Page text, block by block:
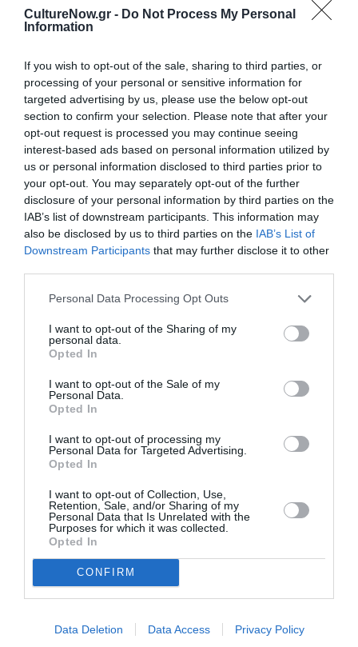
CultureNow.gr - Do Not Process My Personal
Information
If you wish to opt-out of the sale, sharing to third parties, or
processing of your personal or sensitive information for
targeted advertising by us, please use the below opt-out
section to confirm your selection. Please note that after your
opt-out request is processed you may continue seeing
interest-based ads based on personal information utilized by
us or personal information disclosed to third parties prior to
your opt-out. You may separately opt-out of the further
disclosure of your personal information by third parties on the
IAB’s list of downstream participants. This information may
also be disclosed by us to third parties on the IAB’s List of
Downstream Participants that may further disclose it to other
Personal Data Processing Opt Outs
I want to opt-out of the Sharing of my
personal data.
Opted In
I want to opt-out of the Sale of my
Personal Data.
Opted In
I want to opt-out of processing my
Personal Data for Targeted Advertising.
Opted In
I want to opt-out of Collection, Use,
Retention, Sale, and/or Sharing of my
Personal Data that Is Unrelated with the
Purposes for which it was collected.
Opted In
CONFIRM
Data Deletion Data Access Privacy Policy
01/03/2026 15/03/2026
29/03/2026
11:30
Τοποθεσία:
Θέατρο Σοφούλη, Τραπεζούντος 5, Καλαμαριά,
Θεσσαλονίκη
Θέατρο Σοφούλη
Eισιτήρια:
10 και 8 ευρώ, ενηλίκων και παιδικό αντίστοιχα
Πληροφορίες / Κρατήσεις:
Τηλ.: 2310423925 |theatrosofouli.gr
Ακολουθήστε το Culturenow.gr στο
Δείτε όλα τατελευταία νέα
Νέοι Διαγωνισμοί
Tags
ΔΡΑΜΑΤΟΠΟΙΗΜΕΝΗ ΛΟΓΟΤΕΧΝΙΑ
ΔΡΑΣΤΗΡΙΟΤΗΤΕΣ ΓΙΑ ΠΑΙΔΙΑ
ΞΕΝΟΙ ΣΥΓΓΡΑΦΕΙΣ
ΟΣΚΑΡ ΟΥΑΙΛΝΤ
ΠΑΙΔΙΚΕΣ ΠΑΡΑΣΤΑΣΕΙΣ 2025 – 2026